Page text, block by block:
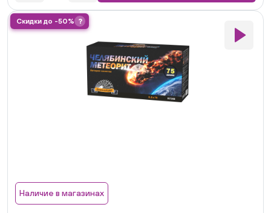
Скидки до -50% ?
Наличие в магазинах